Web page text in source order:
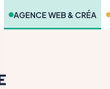
AGENCE WEB & CRÉA